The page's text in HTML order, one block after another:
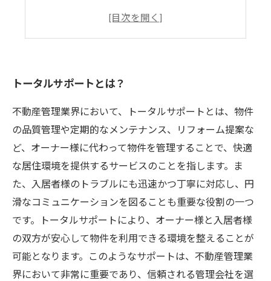
実績と信頼性に基づくサポート
トータルサポートとは？
不動産管理業界において、トータルサポートとは、物件
の品質管理や定期的なメンテナンス、リフォーム提案な
ど、オーナー様に代わって物件を管理することで、快適
な居住環境を提供するサービスのことを指します。ま
た、入居者様のトラブルにも迅速かつ丁寧に対応し、円
滑なコミュニケーションを図ることも重要な役割の一つ
です。トータルサポートにより、オーナー様と入居者様
の双方が安心して物件を利用できる環境を整えることが
可能となります。このようなサポートは、不動産管理業
界において非常に重要であり、信頼される管理会社を選